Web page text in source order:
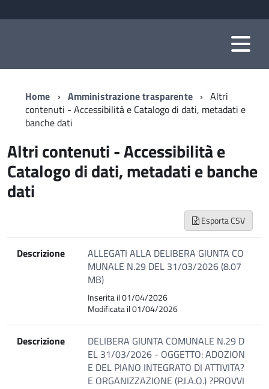
Home Amministrazione trasparente
Altri
contenuti - Accessibilità e Catalogo di dati, metadati e
banche dati
Altri contenuti - Accessibilità e
Catalogo di dati, metadati e banche
dati
Esporta CSV
Descrizione
ALLEGATI ALLA DELIBERA GIUNTA CO
MUNALE N.29 DEL 31/03/2026 (8.07
MB)
Inserita il 01/04/2026
Modificata il 01/04/2026
Descrizione
DELIBERA GIUNTA COMUNALE N.29 D
EL 31/03/2026 - OGGETTO: ADOZION
E DEL PIANO INTEGRATO DI ATTIVITA?
E ORGANIZZAZIONE (P.I.A.O.) ?PROVVI